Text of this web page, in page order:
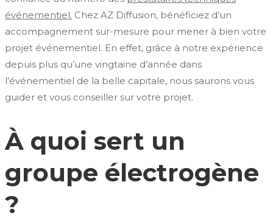
événementiel. Chez AZ Diffusion, bénéficiez d’un
accompagnement sur-mesure pour mener à bien votre
projet événementiel. En effet, grâce à notre expérience
depuis plus qu’une vingtaine d’année dans
l’événementiel de la belle capitale, nous saurons vous
guider et vous conseiller sur votre projet.
À quoi sert un
groupe électrogène
?